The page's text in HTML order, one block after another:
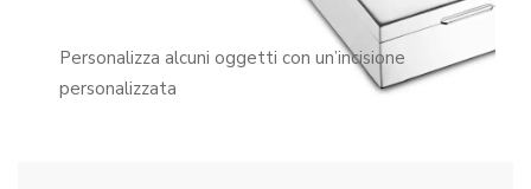
Personalizza alcuni oggetti con un’incisione
personalizzata